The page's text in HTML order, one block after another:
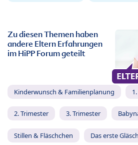
Zu diesen Themen haben
andere Eltern Erfahrungen
im HiPP Forum geteilt
Kinderwunsch & Familienplanung
2. Trimester 3. Trimester
Stillen & Fläschchen Das erste